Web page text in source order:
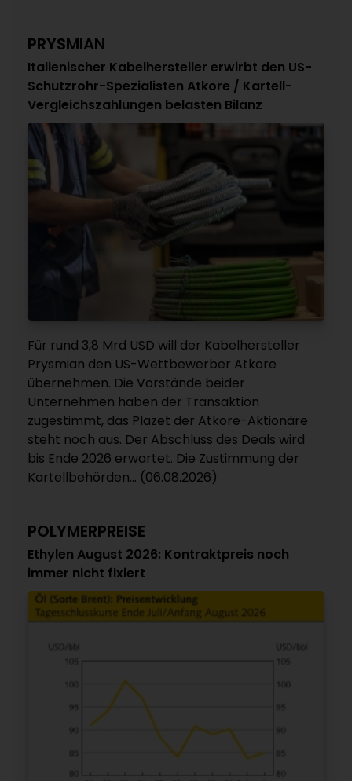
PRYSMIAN
Italienischer Kabelhersteller erwirbt den US-
Schutzrohr-Spezialisten Atkore / Kartell-
Vergleichszahlungen belasten Bilanz
Für rund 3,8 Mrd USD will der Kabelhersteller
Prysmian den US-Wettbewerber Atkore
übernehmen. Die Vorstände beider
Unternehmen haben der Transaktion
zugestimmt, das Plazet der Atkore-Aktionäre
steht noch aus. Der Abschluss des Deals wird
bis Ende 2026 erwartet. Die Zustimmung der
Kartellbehörden... (06.08.2026)
POLYMERPREISE
Ethylen August 2026: Kontraktpreis noch
immer nicht fixiert